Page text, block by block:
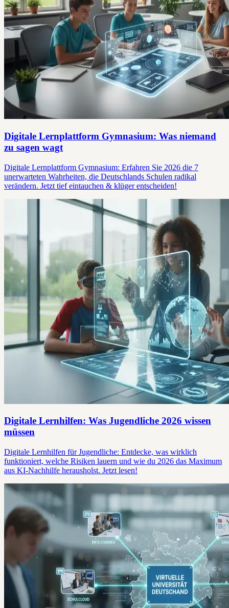
Digitale Lernplattform Gymnasium: Was niemand
zu sagen wagt
Digitale Lernplattform Gymnasium: Erfahren Sie 2026 die 7
unerwarteten Wahrheiten, die Deutschlands Schulen radikal
verändern. Jetzt tief eintauchen & klüger entscheiden!
Digitale Lernhilfen: Was Jugendliche 2026 wissen
müssen
Digitale Lernhilfen für Jugendliche: Entdecke, was wirklich
funktioniert, welche Risiken lauern und wie du 2026 das Maximum
aus KI-Nachhilfe herausholst. Jetzt lesen!